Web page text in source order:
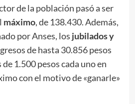
de la población pasó a ser
máximo, de 138.430. Además,
por Anses, los jubilados y
de hasta 30.856 pesos
1.500 pesos cada uno en
con el motivo de «ganarle»